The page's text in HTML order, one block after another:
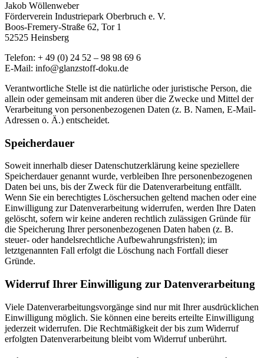
Jakob Wöllenweber
Förderverein Industriepark Oberbruch e. V.
Boos-Fremery-Straße 62, Tor 1
52525 Heinsberg
Telefon: + 49 (0) 24 52 – 98 98 69 6
E-Mail: info@glanzstoff-doku.de
Verantwortliche Stelle ist die natürliche oder juristische Person, die
allein oder gemeinsam mit anderen über die Zwecke und Mittel der
Verarbeitung von personenbezogenen Daten (z. B. Namen, E-Mail-
Adressen o. Ä.) entscheidet.
Speicherdauer
Soweit innerhalb dieser Datenschutzerklärung keine speziellere
Speicherdauer genannt wurde, verbleiben Ihre personenbezogenen
Daten bei uns, bis der Zweck für die Datenverarbeitung entfällt.
Wenn Sie ein berechtigtes Löschersuchen geltend machen oder eine
Einwilligung zur Datenverarbeitung widerrufen, werden Ihre Daten
gelöscht, sofern wir keine anderen rechtlich zulässigen Gründe für
die Speicherung Ihrer personenbezogenen Daten haben (z. B.
steuer- oder handelsrechtliche Aufbewahrungsfristen); im
letztgenannten Fall erfolgt die Löschung nach Fortfall dieser
Gründe.
Widerruf Ihrer Einwilligung zur Datenverarbeitung
Viele Datenverarbeitungsvorgänge sind nur mit Ihrer ausdrücklichen
Einwilligung möglich. Sie können eine bereits erteilte Einwilligung
jederzeit widerrufen. Die Rechtmäßigkeit der bis zum Widerruf
erfolgten Datenverarbeitung bleibt vom Widerruf unberührt.